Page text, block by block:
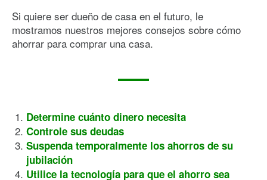
Si quiere ser dueño de casa en el futuro, le
mostramos nuestros mejores consejos sobre cómo
ahorrar para comprar una casa.
Determine cuánto dinero necesita
Controle sus deudas
Suspenda temporalmente los ahorros de su
jubilación
Utilice la tecnología para que el ahorro sea